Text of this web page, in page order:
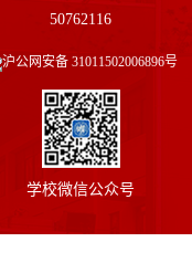
50762116
沪公网安备31011502006896号
学校微信公众号